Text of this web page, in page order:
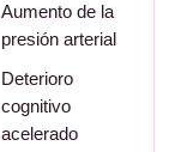
Aumento de la
presión arterial
Deterioro
cognitivo
acelerado